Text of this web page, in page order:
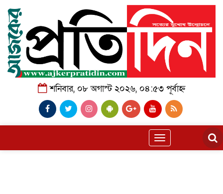
শনিবার, ০৮ অগাস্ট ২০২৬, ০৪:৫৩ পূর্বাহ্ন
Toggle
navigation